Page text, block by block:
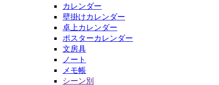
カレンダー
壁掛けカレンダー
卓上カレンダー
ポスターカレンダー
文房具
ノート
メモ帳
シーン別